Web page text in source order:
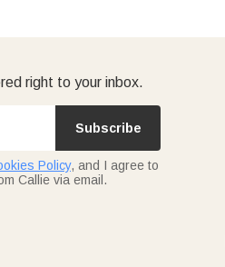
right to your inbox.
Subscribe
Policy, and I agree to
Callie via email.